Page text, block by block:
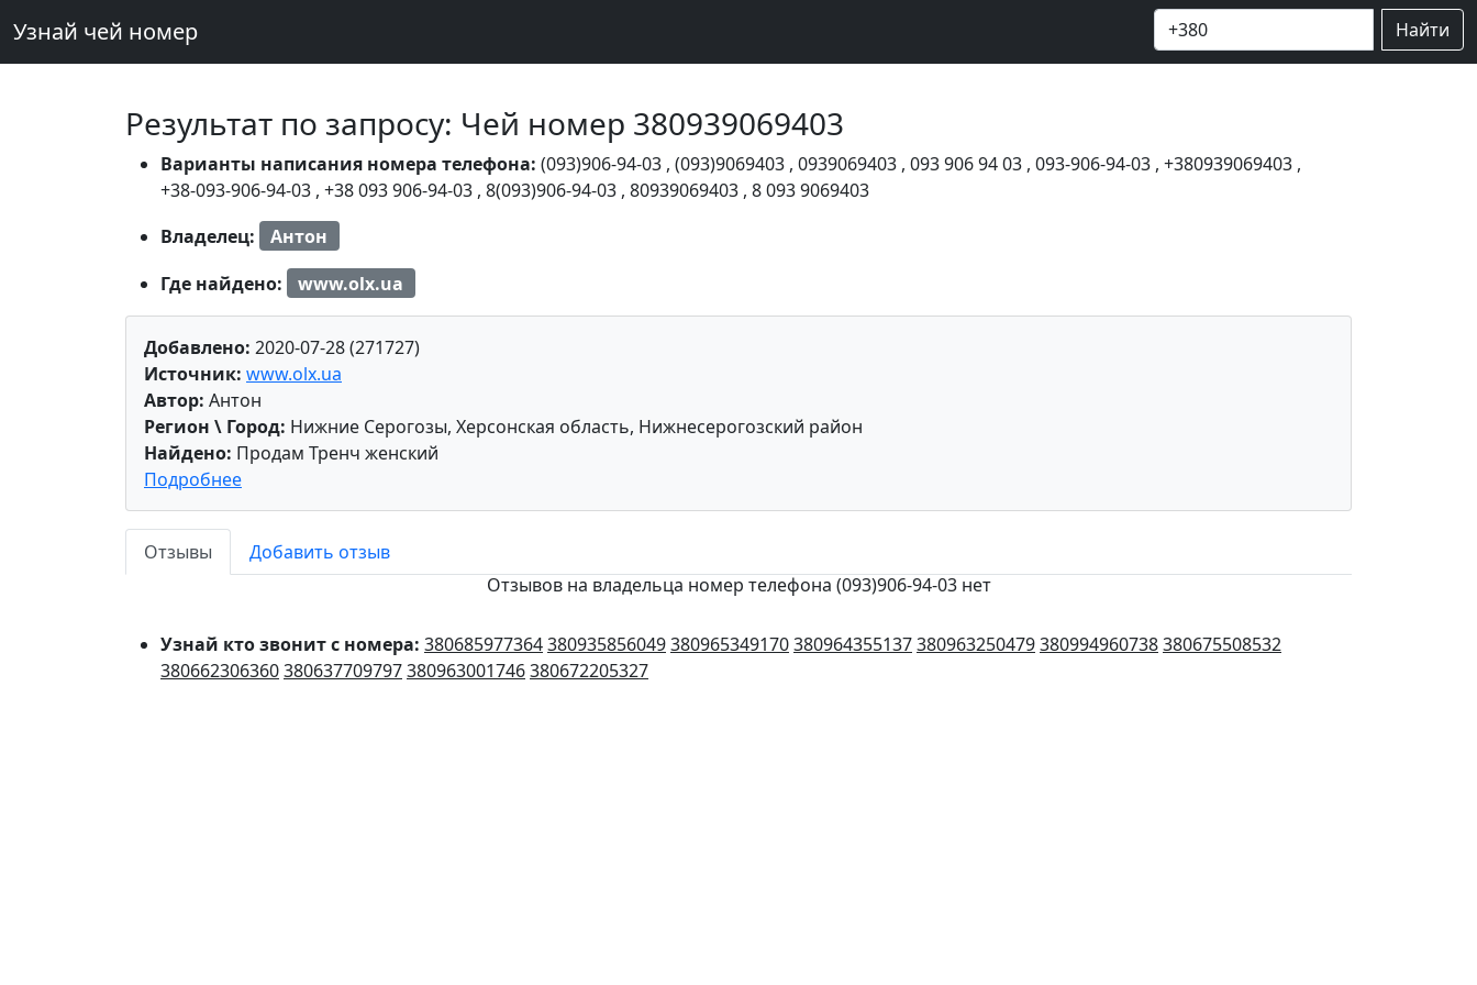
Узнай чей номер Найти
Результат по запросу: Чей номер 380939069403
Варианты написания номера телефона: (093)906-94-03 , (093)9069403 , 0939069403 , 093 906 94 03 , 093-906-94-03 , +380939069403 ,
+38-093-906-94-03 , +38 093 906-94-03 , 8(093)906-94-03 , 80939069403 , 8 093 9069403
Владелец:
Антон
Где найдено:
www.olx.ua
Добавлено: 2020-07-28 (271727)
Источник: www.olx.ua
Автор: Антон
Регион \ Город: Нижние Серогозы, Херсонская область, Нижнесерогозский район
Найдено: Продам Тренч женский
Подробнее
Отзывы
Добавить отзыв
Отзывов на владельца номер телефона (093)906-94-03 нет
Узнай кто звонит с номера: 380685977364380935856049380965349170380964355137380963250479380994960738380675508532
380662306360380637709797380963001746380672205327